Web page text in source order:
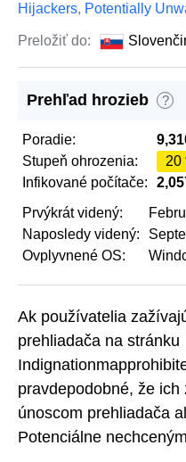
Hijackers, Potentially
Preložiť do:
Prehľad hrozieb ?
Poradie:
Stupeň ohrozenia:
20
Infikované počítače:
Prvýkrát videný:
Naposledy videný:
Ovplyvnené OS:
Ak používatelia
prehliadača na stránku
pravdepodobné, že
únoscom prehliadača
Potenciálne